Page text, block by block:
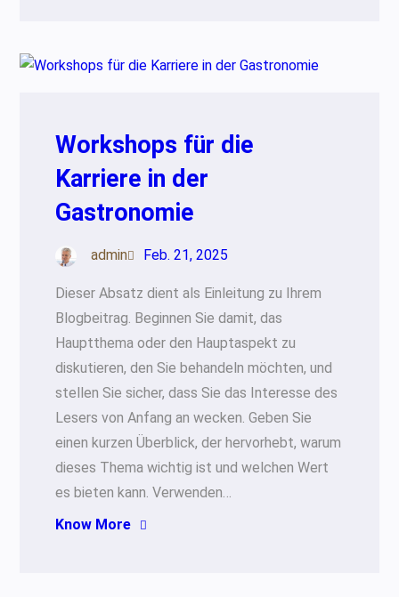
Workshops für die
Karriere in der
Gastronomie
admin Feb. 21, 2025
Dieser Absatz dient als Einleitung zu Ihrem
Blogbeitrag. Beginnen Sie damit, das
Hauptthema oder den Hauptaspekt zu
diskutieren, den Sie behandeln möchten, und
stellen Sie sicher, dass Sie das Interesse des
Lesers von Anfang an wecken. Geben Sie
einen kurzen Überblick, der hervorhebt, warum
dieses Thema wichtig ist und welchen Wert
es bieten kann. Verwenden…
Know More